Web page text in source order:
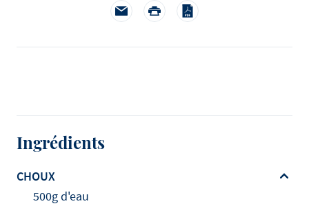
Ingrédients
CHOUX
500g d'eau